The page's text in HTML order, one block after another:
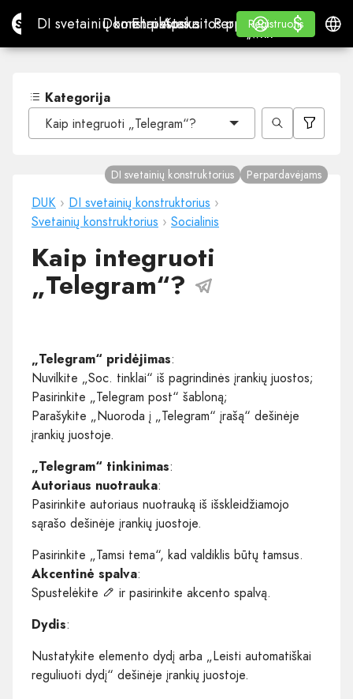
Site.proDI svetainių konstruktorius
DI svetainių konstruktorius
Domenai
DomenaiEl. paštas
El. paštasApskaitos programa
Apskaitos programa
Perpardavėjams
„WHITE LABEL“
Mokymasis
Mokymasis
Registruotis
Registruotis
Prisijungti
$
$
Kategorija
Kaip integruoti „Telegram“?
DUK › DI svetainių konstruktorius ›
Svetainių konstruktorius › Socialinis
DI svetainių konstruktorius Perpardavėjams
Kaip integruoti
„Telegram“?
„Telegram“ pridėjimas:
Nuvilkite „Soc. tinklai“ iš pagrindinės įrankių juostos;
Pasirinkite „Telegram post“ šabloną;
Parašykite „Nuoroda į „Telegram“ įrašą“ dešinėje
įrankių juostoje.
„Telegram“ tinkinimas:
Autoriaus nuotrauka:
Pasirinkite autoriaus nuotrauką iš išskleidžiamojo
sąrašo dešinėje įrankių juostoje.
Pasirinkite „Tamsi tema“, kad valdiklis būtų tamsus.
Akcentinė spalva:
Spustelėkite
ir pasirinkite akcento spalvą.
Dydis:
Nustatykite elemento dydį arba „Leisti automatiškai
reguliuoti dydį“ dešinėje įrankių juostoje.